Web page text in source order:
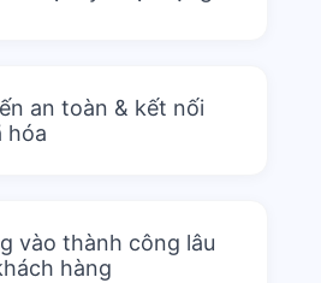
an toàn & kết nối
hóa
vào thành công lâu
hàng